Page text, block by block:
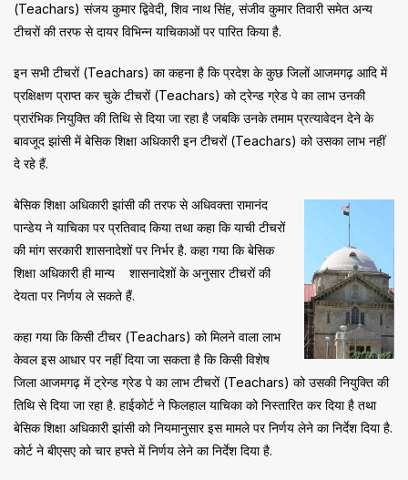
(Teachars) संजय कुमार द्विवेदी, शिव नाथ सिंह, संजीव कुमार तिवारी समेत अन्य
टीचरों की तरफ से दायर विभिन्न याचिकाओं पर पारित किया है.
इन सभी टीचरों (Teachars) का कहना है कि प्रदेश के कुछ जिलों आजमगढ़ आदि में
प्रक्षिक्षण प्राप्त कर चुके टीचरों (Teachars) को ट्रेन्ड ग्रेड पे का लाभ उनकी
प्रारंभिक नियुक्ति की तिथि से दिया जा रहा है जबकि उनके तमाम प्रत्यावेदन देने के
बावजूद झांसी में बेसिक शिक्षा अधिकारी इन टीचरों (Teachars) को उसका लाभ नहीं
दे रहे हैं.
बेसिक शिक्षा अधिकारी झांसी की तरफ से अधिवक्ता रामानंद
पान्डेय ने याचिका पर प्रतिवाद किया तथा कहा कि याची टीचरों
की मांग सरकारी शासनादेशों पर निर्भर है. कहा गया कि बेसिक
शिक्षा अधिकारी ही मान्य शासनादेशों के अनुसार टीचरों की
देयता पर निर्णय ले सकते हैं.
कहा गया कि किसी टीचर (Teachars) को मिलने वाला लाभ
केवल इस आधार पर नहीं दिया जा सकता है कि किसी विशेष
जिला आजमगढ़ में ट्रेन्ड ग्रेड पे का लाभ टीचरों (Teachars) को उसकी नियुक्ति की
तिथि से दिया जा रहा है. हाईकोर्ट ने फिलहाल याचिका को निस्तारित कर दिया है तथा
बेसिक शिक्षा अधिकारी झांसी को नियमानुसार इस मामले पर निर्णय लेने का निर्देश दिया है.
कोर्ट ने बीएसए को चार हफ्ते में निर्णय लेने का निर्देश दिया है.